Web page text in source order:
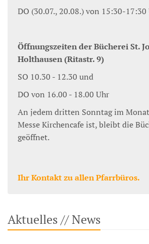
DO (30.07., 20.08.) von 15:30-17:30
Öffnungszeiten der Bücherei St.
Holthausen (Ritastr. 9)
SO 10.30 - 12.30 und
DO von 16.00 - 18.00 Uhr
An jedem dritten Sonntag im
Messe Kirchencafe ist, bleibt die
geöffnet.
Ihr Kontakt zu allen Pfarrbüros.
Aktuelles // News